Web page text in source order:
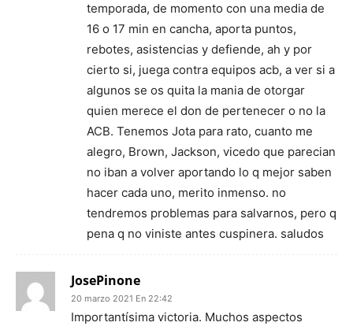
temporada, de momento con una media de
16 o 17 min en cancha, aporta puntos,
rebotes, asistencias y defiende, ah y por
cierto si, juega contra equipos acb, a ver si a
algunos se os quita la mania de otorgar
quien merece el don de pertenecer o no la
ACB. Tenemos Jota para rato, cuanto me
alegro, Brown, Jackson, vicedo que parecian
no iban a volver aportando lo q mejor saben
hacer cada uno, merito inmenso. no
tendremos problemas para salvarnos, pero q
pena q no viniste antes cuspinera. saludos
JosePinone
20 marzo 2021 En 22:42
Importantísima victoria. Muchos aspectos